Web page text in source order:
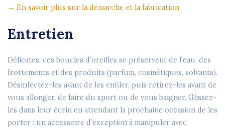
→ En savoir plus sur la démarche et la fabrication
Entretien
Délicates, ces boucles d’oreilles se préservent de l’eau, des
frottements et des produits (parfum, cosmétiques, solvants).
Désinfectez-les avant de les enfiler, puis retirez-les avant de
vous allonger, de faire du sport ou de vous baigner. Glissez-
les dans leur écrin en attendant la prochaine occasion de les
porter : un accessoire d’exception à manipuler avec